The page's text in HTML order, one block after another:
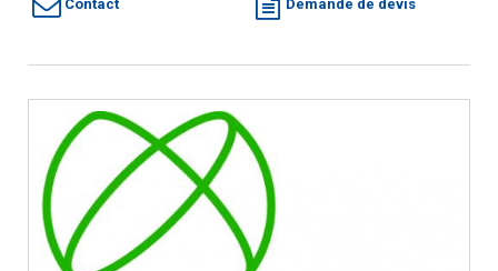
Contact Demande de devis